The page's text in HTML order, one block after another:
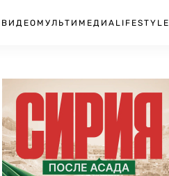
ВИДЕО МУЛЬТИМЕДИА LIFESTYLE